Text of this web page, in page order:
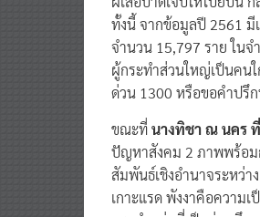
ทั้งนี้ จากข้อมูลปี 2561 มี
จำนวน 15,797 ราย ในจ
ผู้กระทำส่วนใหญ่เป็นคน
ด่วน 1300 หรือขอคำปรึ
ขณะที่
นางทิชา ณ นคร
ปัญหาสังคม 2 ภาพพร้อ
สัมพันธ์เชิงอำนาจระหว่า
เกาะแรด พังงาคือความ
กระทำกลุ่มที่เป็นข่าว จึง